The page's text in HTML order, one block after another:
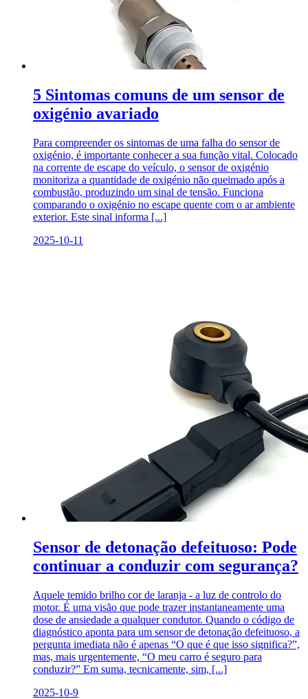
5 Sintomas comuns de um sensor de
oxigénio avariado
Para compreender os sintomas de uma falha do sensor de
oxigénio, é importante conhecer a sua função vital. Colocado
na corrente de escape do veículo, o sensor de oxigénio
monitoriza a quantidade de oxigénio não queimado após a
combustão, produzindo um sinal de tensão. Funciona
comparando o oxigénio no escape quente com o ar ambiente
exterior. Este sinal informa [...]
2025-10-11
Sensor de detonação defeituoso: Pode
continuar a conduzir com segurança?
Aquele temido brilho cor de laranja - a luz de controlo do
motor. É uma visão que pode trazer instantaneamente uma
dose de ansiedade a qualquer condutor. Quando o código de
diagnóstico aponta para um sensor de detonação defeituoso, a
pergunta imediata não é apenas “O que é que isso significa?”,
mas, mais urgentemente, “O meu carro é seguro para
conduzir?” Em suma, tecnicamente, sim, [...]
2025-10-9